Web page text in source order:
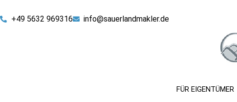
+49 5632 969316 info@sauerlandmakler.de
FÜR EIGENTÜMER